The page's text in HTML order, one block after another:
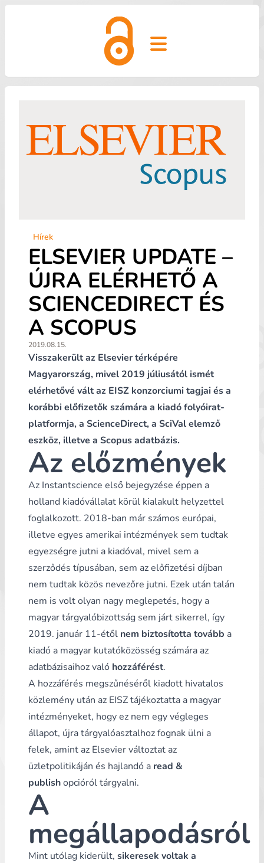
Open main menu
Hírek
ELSEVIER UPDATE –
ÚJRA ELÉRHETŐ A
SCIENCEDIRECT ÉS
A SCOPUS
2019.08.15.
Visszakerült az Elsevier térképére
Magyarország, mivel 2019 júliusától ismét
elérhetővé vált az EISZ konzorciumi tagjai és a
korábbi előfizetők számára a kiadó folyóirat-
platformja, a ScienceDirect, a SciVal elemző
eszköz, illetve a Scopus adatbázis.
Az előzmények
Az Instantscience első bejegyzése éppen a
holland kiadóvállalat körül kialakult helyzettel
foglalkozott. 2018-ban már számos európai,
illetve egyes amerikai intézmények sem tudtak
egyezségre jutni a kiadóval, mivel sem a
szerződés típusában, sem az előfizetési díjban
nem tudtak közös nevezőre jutni. Ezek után talán
nem is volt olyan nagy meglepetés, hogy a
magyar tárgyalóbizottság sem járt sikerrel, így
2019. január 11-étől nem biztosította tovább a
kiadó a magyar kutatóközösség számára az
adatbázisaihoz való hozzáférést.
A hozzáférés megszűnéséről kiadott hivatalos
közlemény után az EISZ tájékoztatta a magyar
intézményeket, hogy ez nem egy végleges
állapot, újra tárgyalóasztalhoz fognak ülni a
felek, amint az Elsevier változtat az
üzletpolitikáján és hajlandó a read &
publishopcióról tárgyalni.
A
megállapodásról
Mint utólag kiderült, sikeresek voltak a